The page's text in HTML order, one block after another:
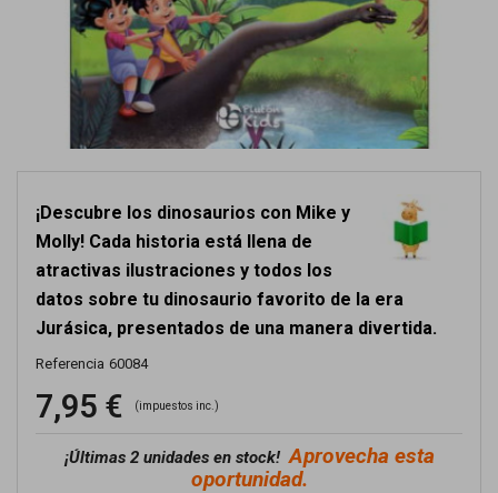
¡Descubre los dinosaurios con Mike y
Molly! Cada historia está llena de
atractivas ilustraciones y todos los
datos sobre tu dinosaurio favorito de la era
Jurásica, presentados de una manera divertida.
Referencia 60084
7,95 € (impuestos inc.)
¡Últimas 2 unidades en stock!Aprovecha esta
oportunidad.